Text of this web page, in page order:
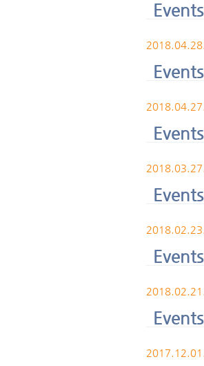
Events
2018.04.28.
Events
2018.04.27.
Events
2018.03.27.
Events
2018.02.23.
Events
2018.02.21.
Events
2017.12.01.